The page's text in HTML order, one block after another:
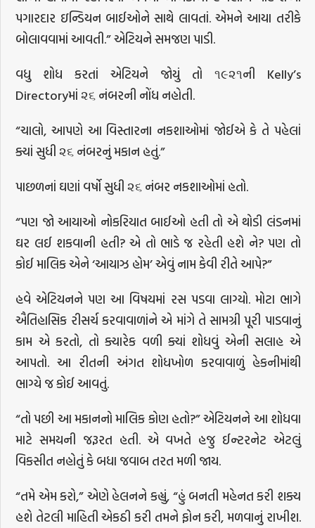
પગારદાર ઇન્ડિયન બાઈઓને સાથે લાવતાં. એમને આયા તરીકે
બોલાવવામાં આવતી.” એટિયને સમજણ પાડી.
વધુ શોધ કરતાં એટિયને જોયું તો ૧૯૨૧ની Kelly’s
Directoryમાં ૨૬ નંબરની નોંધ નહોતી.
“ચાલો, આપણે આ વિસ્તારના નકશાઓમાં જોઈએ કે તે પહેલાં
ક્યાં સુધી ૨૬ નંબરનું મકાન હતું.”
પાછળનાં ઘણાં વર્ષો સુધી ૨૬ નંબર નકશાઓમાં હતો.
“પણ જો આયાઓ નોકરિયાત બાઈઓ હતી તો એ થોડી લંડનમાં
ઘર લઈ શકવાની હતી? એ તો ભાડે જ રહેતી હશે ને? પણ તો
કોઈ માલિક એને ‘આયાઝ હોમ’ એવું નામ કેવી રીતે આપે?”
હવે એટિયનને પણ આ વિષયમાં રસ પડવા લાગ્યો. મોટા ભાગે
ઐતિહાસિક રીસર્ચ કરવાવાળાંને એ માંગે તે સામગ્રી પૂરી પાડવાનું
કામ એ કરતો, તો ક્યારેક વળી ક્યાં શોધવું એની સલાહ એ
આપતો. આ રીતની અંગત શોધખોળ કરવાવાળું હેકનીમાંથી
ભાગ્યે જ કોઈ આવતું.
“તો પછી આ મકાનનો માલિક કોણ હતો?” એટિયનને આ શોધવા
માટે સમયની જરૂરત હતી. એ વખતે હજુ ઈન્ટરનેટ એટલું
વિકસીત નહોતું કે બધા જવાબ તરત મળી જાય.
“તમે એમ કરો,” એણે હેલનને કહ્યું, “હું બનતી મહેનત કરી શક્ય
હશે તેટલી માહિતી એકઠી કરી તમને ફોન કરી, મળવાનું રાખીશ.